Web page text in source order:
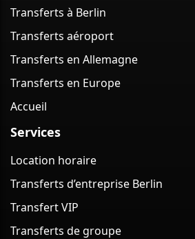
Transferts à Berlin
Transferts aéroport
Transferts en Allemagne
Transferts en Europe
Accueil
Services
Location horaire
Transferts d’entreprise Berlin
Transfert VIP
Transferts de groupe